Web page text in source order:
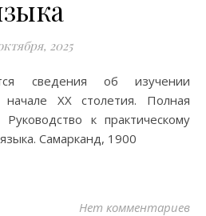
2025
XX столетия. Полная
к практическому
Самарканд, 1900
Нет комментариев